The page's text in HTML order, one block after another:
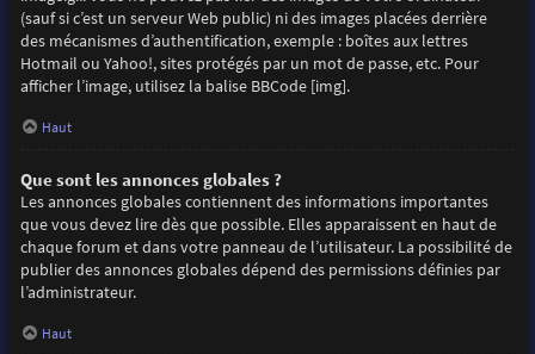
(sauf si c’est un serveur Web public) ni des images placées derrière
des mécanismes d’authentification, exemple : boîtes aux lettres
Hotmail ou Yahoo!, sites protégés par un mot de passe, etc. Pour
afficher l’image, utilisez la balise BBCode [img].
Haut
Que sont les annonces globales ?
Les annonces globales contiennent des informations importantes
que vous devez lire dès que possible. Elles apparaissent en haut de
chaque forum et dans votre panneau de l’utilisateur. La possibilité de
publier des annonces globales dépend des permissions définies par
l’administrateur.
Haut